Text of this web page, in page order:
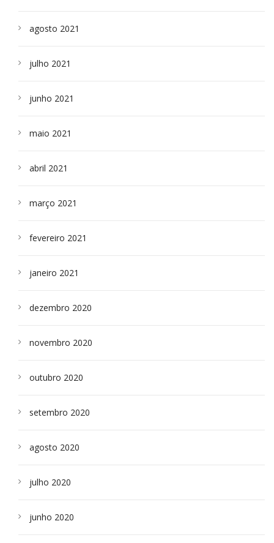
agosto 2021
julho 2021
junho 2021
maio 2021
abril 2021
março 2021
fevereiro 2021
janeiro 2021
dezembro 2020
novembro 2020
outubro 2020
setembro 2020
agosto 2020
julho 2020
junho 2020